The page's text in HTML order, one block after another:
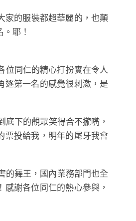
家的服裝都超華麗的，也顛
耶！
位同仁的精心打扮實在令人
逐第一名的感覺很刺激，是
下的觀眾笑得合不攏嘴，
票投給我，明年的尾牙我會
的舞王，國內業務部門也全
謝各位同仁的熱心參與，